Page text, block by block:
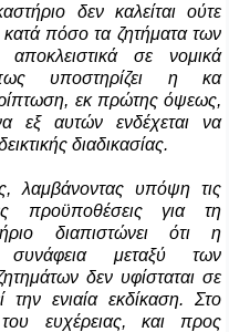
δεν καλείται ούτε
πόσο τα ζητήματα των
αποκλειστικά σε νομικά
υποστηρίζει η κα
εκ πρώτης όψεως,
εξ αυτών ενδέχεται να
διαδικασίας.
λαμβάνοντας υπόψη τις
προϋποθέσεις για τη
διαπιστώνει ότι η
συνάφεια μεταξύ των
δεν υφίσταται σε
ενιαία εκδίκαση. Στο
του ευχέρειας, και προς